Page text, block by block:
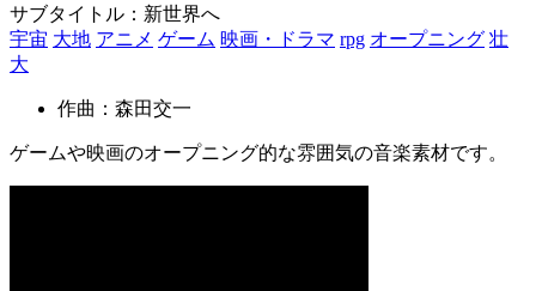
サブタイトル：新世界へ
宇宙 大地 アニメ ゲーム 映画・ドラマ rpg オープニング 壮
大
作曲：森田交一
ゲームや映画のオープニング的な雰囲気の音楽素材です。